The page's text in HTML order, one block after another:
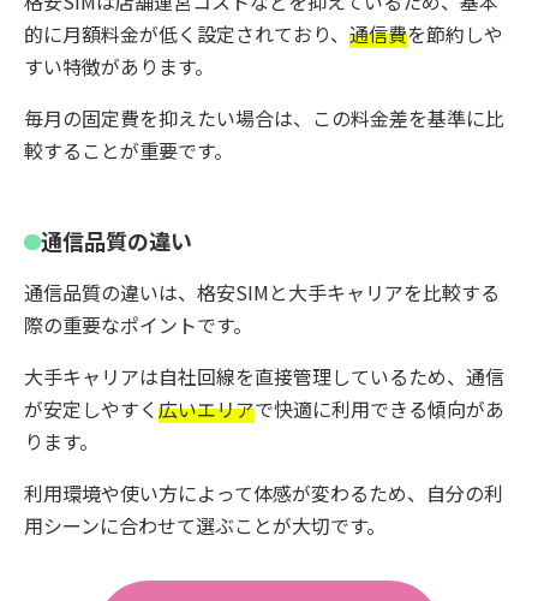
的に月額料金が低く設定されており、 通信費を節約しや
すい特徴があります。
毎月の固定費を抑えたい場合は、この料金差を基準に比
較することが重要です。
通信品質の違い
通信品質の違いは、格安SIMと大手キャリアを比較する
際の重要なポイントです。
大手キャリアは自社回線を直接管理しているため、通信
が安定しやすく広いエリアで快適に利用できる傾向があ
ります。
利用環境や使い方によって体感が変わるため、自分の利
用シーンに合わせて選ぶことが大切です。